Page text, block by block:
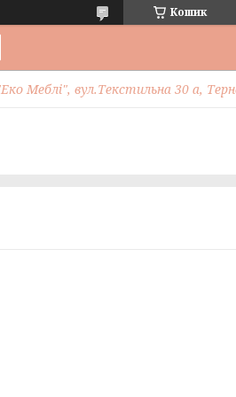
Кошик
Меблі", вул.Текстильна 30 а,